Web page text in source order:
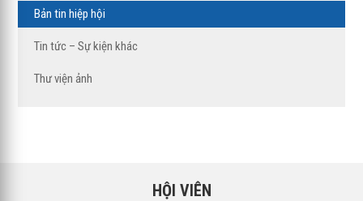
Bản tin hiệp hội
Tin tức – Sự kiện khác
Thư viện ảnh
HỘI VIÊN